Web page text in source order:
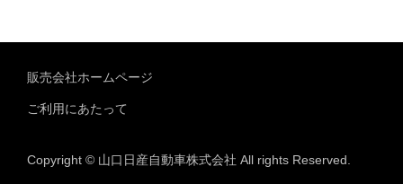
販売会社ホームページ
ご利用にあたって
Copyright © 山口日産自動車株式会社 All rights Reserved.